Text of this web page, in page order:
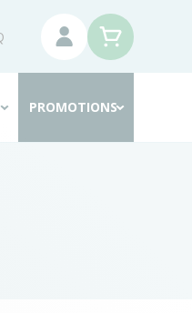
PROMOTIONS